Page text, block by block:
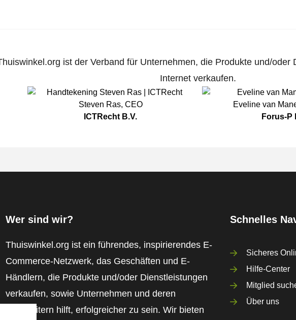
ist der Verband für Unternehmen, die Produkte und/oder
Internet verkaufen.
Steven Ras, CEO
ICTRecht B.V.
Eveline van
Forus-P
Wer sind wir?
Thuiswinkel.org ist ein führendes, inspirierendes E-
Commerce-Netzwerk, das Geschäften und E-
Händlern, die Produkte und/oder Dienstleistungen
verkaufen, sowie Unternehmen und deren
Mitarbeitern hilft, erfolgreicher zu sein. Wir bieten
Schnelles
Sicheres
Hilfe-Center
Mitglied
Über uns